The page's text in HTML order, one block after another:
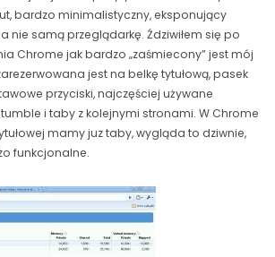
bardzo minimalistyczny, eksponujący
nie samą przeglądarkę. Ździwiłem się po
Chrome jak bardzo „zaśmiecony” jest mój
jest na belkę tytułową, pasek
przyciski, najczęściej używane
i taby z kolejnymi stronami. W Chrome
mamy juz taby, wygląda to dziwnie,
funkcjonalne.